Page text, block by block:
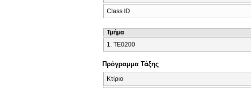
Class ID
Τμήμα
1. ΤΕ0200
Πρόγραμμα Τάξης
Κτίριο